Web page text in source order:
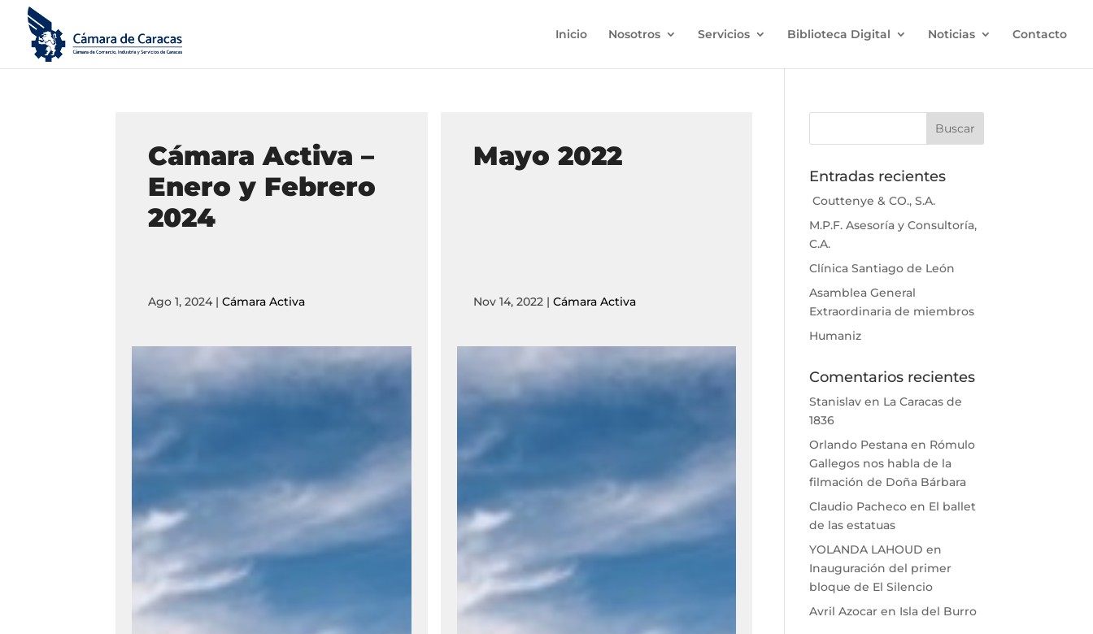
Inicio Nosotros Servicios Biblioteca Digital Noticias Contacto
Cámara Activa –
Enero y Febrero
2024
Ago 1, 2024 |Cámara Activa
Mayo 2022
Nov 14, 2022| Cámara Activa
Entradas recientes
Couttenye & CO., S.A.
M.P.F. Asesoría y Consultoría,
C.A.
Clínica Santiago de León
Asamblea General
Extraordinaria de miembros
Humaniz
Comentarios recientes
Stanislaven La Caracas de
1836
Orlando Pestanaen Rómulo
Gallegos nos habla de la
filmación de Doña Bárbara
Claudio Pachecoen El ballet
de las estatuas
YOLANDA LAHOUD en
Inauguración del primer
bloque de El Silencio
Avril Azocaren Isla del Burro